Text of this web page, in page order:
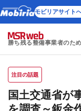
モビリアサイト
勝ち残る整備事業者のた
注目の話題
国土交通省が